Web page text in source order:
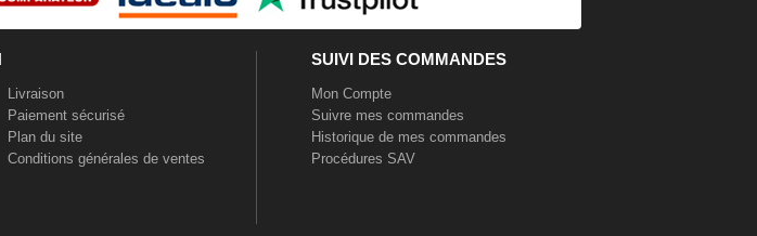
Livraison
Paiement sécurisé
Plan du site
Conditions générales de ventes
SUIVI DES COMMANDES
Mon Compte
Suivre mes commandes
Historique de mes commandes
Procédures SAV